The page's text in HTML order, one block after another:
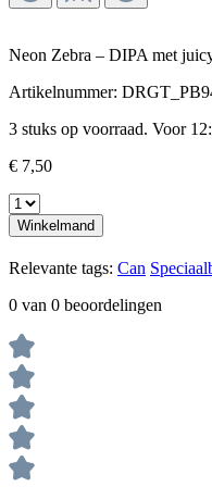
Neon Zebra – DIPA met
Artikelnummer:
3 stuks op voorraad. Voor
€ 7,50
Winkelmand
Relevante tags: Can
0 van 0 beoordelingen